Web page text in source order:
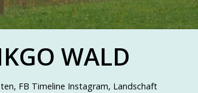
WALD
, FB Timeline Instagram, Landschaft